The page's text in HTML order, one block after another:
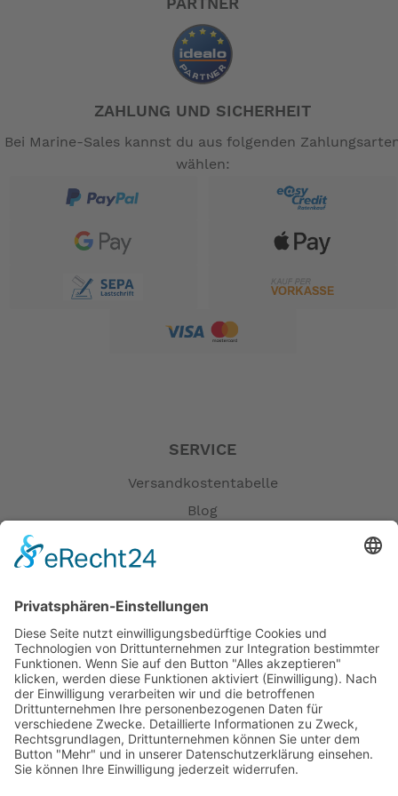
PARTNER
ZAHLUNG UND SICHERHEIT
Bei Marine-Sales kannst du aus folgenden
wählen:
SERVICE
Versandkostentabelle
Blog
Versandpartner
Verfügbarkeiten
Zahlung und Versand
Datenschutz
Fernabsatz